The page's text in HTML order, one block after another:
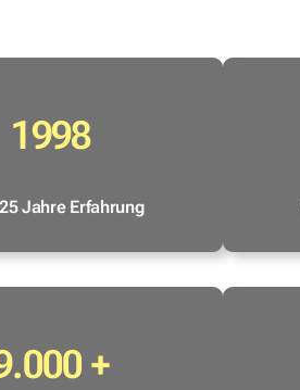
1998
Jahre Erfahrung
+